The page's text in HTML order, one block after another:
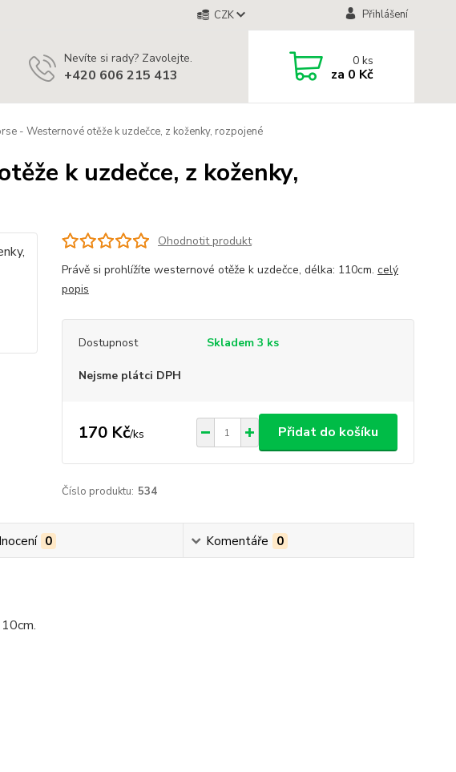
CZK Přihlášení
Nevíte si rady? Zavolejte.
+420 606 215 413
0ks
za 0 Kč
- Westernové otěže k uzdečce, z koženky, rozpojené
k uzdečce, z koženky,
Ohodnotit produkt
Právě si prohlížíte westernové otěže k uzdečce, délka: 110cm. celý
popis
Dostupnost Skladem 3 ks
Nejsme plátci DPH
170 Kč/ks Přidat do košíku
Číslo produktu: 534
0 Komentáře 0